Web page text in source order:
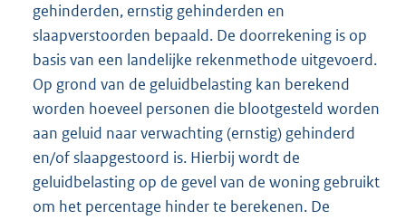
gehinderden, ernstig gehinderden en
slaapverstoorden bepaald. De doorrekening is op
basis van een landelijke rekenmethode uitgevoerd.
Op grond van de geluidbelasting kan berekend
worden hoeveel personen die blootgesteld worden
aan geluid naar verwachting (ernstig) gehinderd
en/of slaapgestoord is. Hierbij wordt de
geluidbelasting op de gevel van de woning gebruikt
om het percentage hinder te berekenen. De